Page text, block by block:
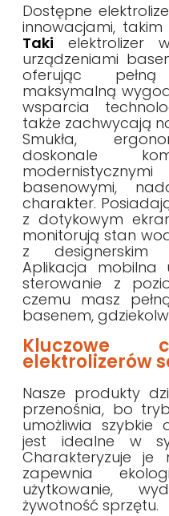
Dostępne
innowacjami, takim
Taki elektrolizer
urządzeniami
oferując
maksymalną
wsparcia
także zachwycają
Smukła,
doskonale
basenowymi,
charakter.
z dotykowym
monitorują stan
z designerskim
Aplikacja mobilna
sterowanie z
czemu masz
basenem,
Kluczowe
elektrolizerów
Nasze produkty
przenośnia, bo tryb
umożliwia szybkie
jest idealne w
Charakteryzuje je
zapewnia
użytkowanie,
żywotność sprzętu.